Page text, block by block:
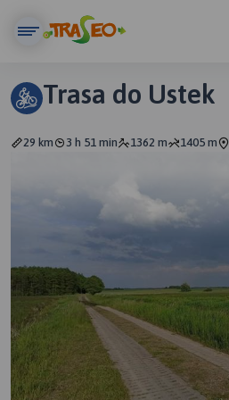
Trasa do Ustek
29 km 3 h 51 min 1362 m 1405 m